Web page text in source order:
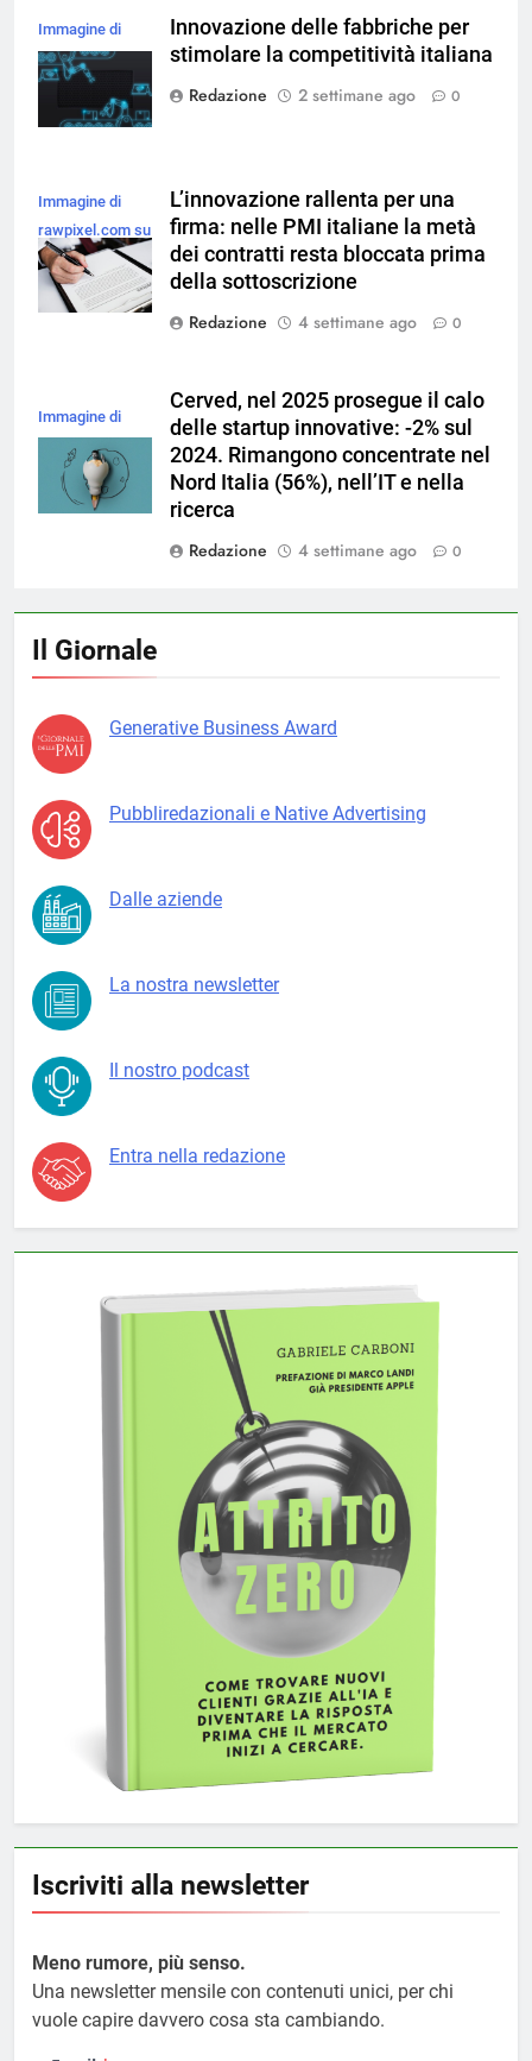
Immagine di
magnific
Innovazione delle fabbriche per
stimolare la competitività italiana
Redazione
2 settimane ago 0
Immagine di
rawpixel.com su
Magnific
L’innovazione rallenta per una
firma: nelle PMI italiane la metà
dei contratti resta bloccata prima
della sottoscrizione
Redazione
4 settimane ago 0
Immagine di
freepik
Cerved, nel 2025 prosegue il calo
delle startup innovative: -2% sul
2024. Rimangono concentrate nel
Nord Italia (56%), nell’IT e nella
ricerca
Redazione
4 settimane ago 0
Il Giornale
Generative Business Award
Pubbliredazionali e Native Advertising
Dalle aziende
La nostra newsletter
Il nostro podcast
Entra nella redazione
Iscriviti alla newsletter
Meno rumore, più senso.
Una newsletter mensile con contenuti unici, per chi
vuole capire davvero cosa sta cambiando.